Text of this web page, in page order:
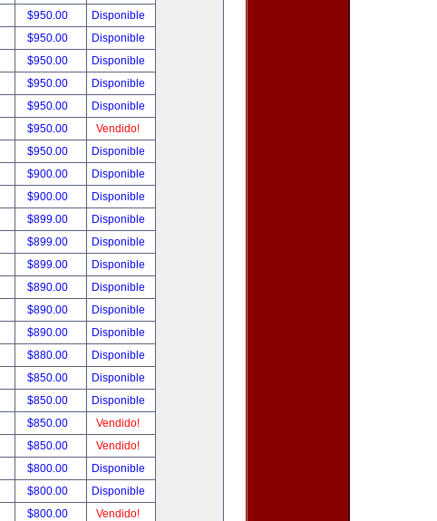
$950.00
Disponible
$950.00
Disponible
$950.00
Disponible
$950.00
Disponible
$950.00
Disponible
$950.00
Vendido!
$950.00
Disponible
$900.00
Disponible
$900.00
Disponible
$899.00
Disponible
$899.00
Disponible
$899.00
Disponible
$890.00
Disponible
$890.00
Disponible
$890.00
Disponible
$880.00
Disponible
$850.00
Disponible
$850.00
Disponible
$850.00
Vendido!
$850.00
Vendido!
$800.00
Disponible
$800.00
Disponible
$800.00
Vendido!